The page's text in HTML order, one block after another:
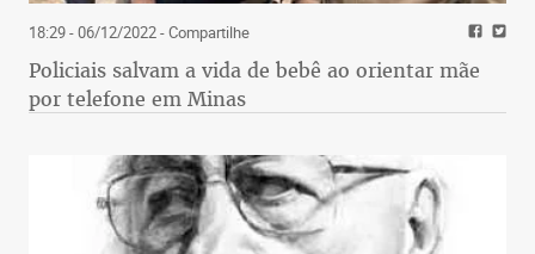
18:29 - 06/12/2022- Compartilhe
Policiais salvam a vida de bebê ao orientar mãe
por telefone em Minas